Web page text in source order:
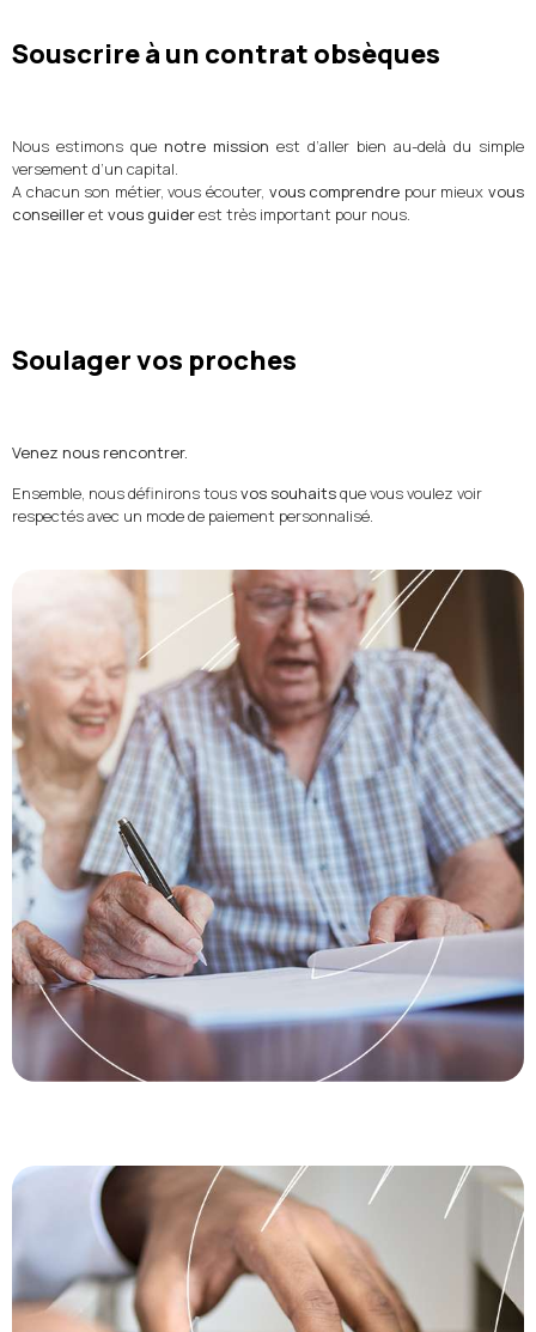
Souscrire à un contrat obsèques
Nous estimons que notre mission est d’aller bien au-delà du simple
versement d’un capital.
A chacun son métier, vous écouter, vous comprendre pour mieuxvous
conseilleret vous guiderest très important pour nous.
Soulager vos proches
Venez nous rencontrer.
Ensemble, nous définirons tousvos souhaitsque vous voulez voir
respectés avec un mode de paiement personnalisé.